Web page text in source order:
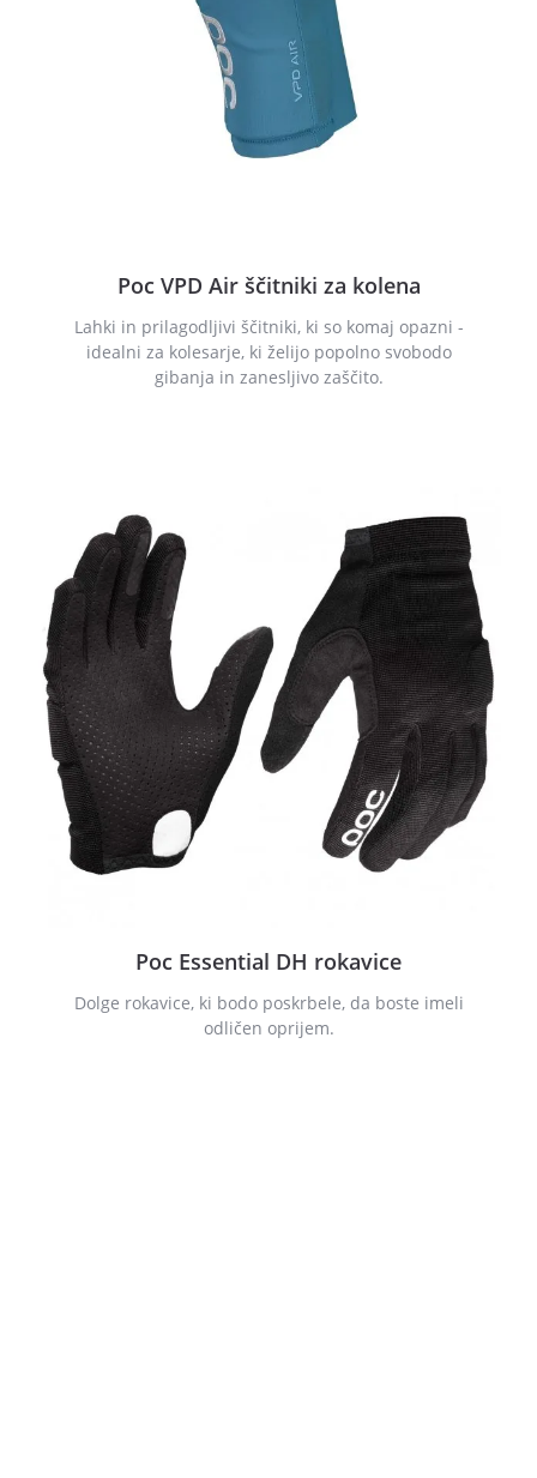
Poc VPD Air ščitniki za kolena
Lahki in prilagodljivi ščitniki, ki so komaj opazni -
idealni za kolesarje, ki želijo popolno svobodo
gibanja in zanesljivo zaščito.
Poc Essential DH rokavice
Dolge rokavice, ki bodo poskrbele, da boste imeli
odličen oprijem.